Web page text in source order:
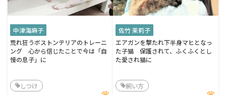
中津海麻子
荒れ狂うボストンテリアのトレーニ
ング 心から信じたことで今は「自
慢の息子」に
しつけ
佐竹 茉莉子
エアガンを撃たれ下半身マヒとなっ
た子猫 保護されて、ふくふくとし
た愛され猫に
飼い方